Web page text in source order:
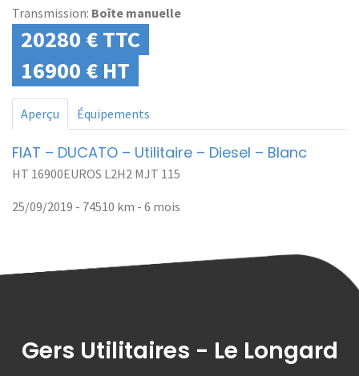
Transmission: Boîte manuelle
20280 € TTC
16900 € HT
Aperçu Équipements
FIAT – DUCATO – Utilitaire – Diesel – Blanc
HT 16900EUROS L2H2 MJT 115
25/09/2019 - 74510 km - 6 mois
Gers Utilitaires - Le Longard